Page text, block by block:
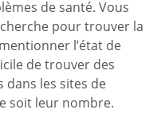
de santé. Vous
pour trouver la
l’état de
de trouver des
les sites de
soit leur nombre.